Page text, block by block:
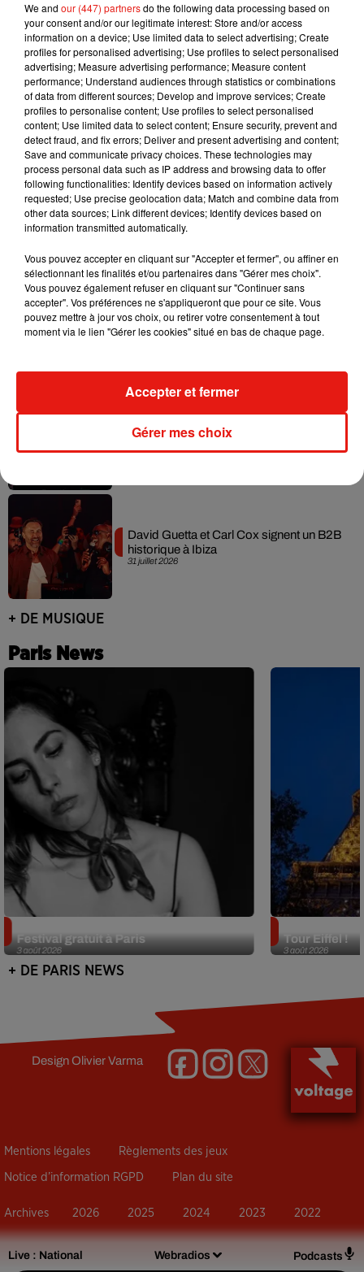
Live : National Webradios Podcasts
7 août 2026
album après sa tournée mondiale
7 août 2026
Angèle et Amélie Lens dévoilent leur
collaboration tant attendue
Il y a 10 ans, DJ Snake changeait de
dimension avec son premier...
Fred again.. et Latin Mafia dévoilent enfin
leur mixtape créée en...
31 juillet 2026
Swedish House Mafia et Lykke Li
dévoilent « Happiness Is So Sad »
31 juillet 2026
David Guetta et Carl Cox signent un B2B
historique à Ibiza
+ DE MUSIQUE
Paris News
3 août 2026
Festival gratuit à Paris
3 août 2026
Tour Eiffel !
+ DE PARIS NEWS
DesignOlivier Varma
Mentions légales Règlements des jeux
Notice d’information RGPD Plan du site
Archives 2026 2025 2024 2023 2022
We and our (447) partnersdo the following data processing based on
your consent and/or our legitimate interest: Store and/or access
information on a device; Use limited data to select advertising; Create
profiles for personalised advertising; Use profiles to select personalised
advertising; Measure advertising performance; Measure content
performance; Understand audiences through statistics or combinations
of data from different sources; Develop and improve services; Create
profiles to personalise content; Use profiles to select personalised
content; Use limited data to select content; Ensure security, prevent and
detect fraud, and fix errors; Deliver and present advertising and content;
Save and communicate privacy choices. These technologies may
process personal data such as IP address and browsing data to offer
following functionalities: Identify devices based on information actively
requested; Use precise geolocation data; Match and combine data from
other data sources; Link different devices; Identify devices based on
information transmitted automatically.
Vous pouvez accepter en cliquant sur "Accepter et fermer", ou affiner en
sélectionnant les finalités et/ou partenaires dans "Gérer mes choix".
Vous pouvez également refuser en cliquant sur "Continuer sans
accepter". Vos préférences ne s'appliqueront que pour ce site. Vous
pouvez mettre à jour vos choix, ou retirer votre consentement à tout
moment via le lien "Gérer les cookies" situé en bas de chaque page.
Gérer mes choix
Accepter et fermer